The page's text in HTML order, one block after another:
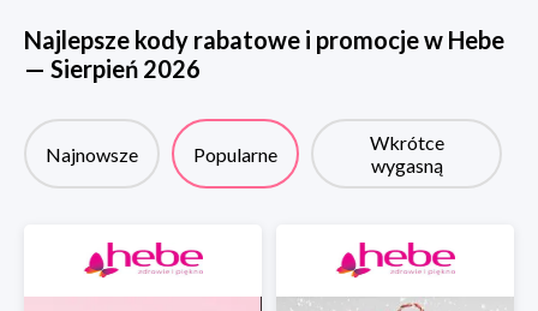
Najlepsze kody rabatowe i promocje w Hebe
— Sierpień 2026
Najnowsze Popularne
Wkrótce
wygasną